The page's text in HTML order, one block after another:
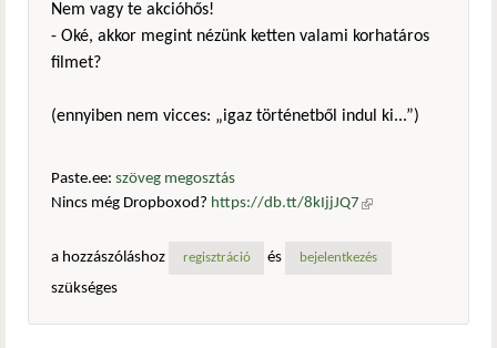
Nem vagy te akcióhős!
- Oké, akkor megint nézünk ketten valami korhatáros
filmet?
(ennyiben nem vicces: „igaz történetből indul ki...”)
Paste.ee: szöveg megosztás
Nincs még Dropboxod? https://db.tt/8kIjjJQ7 (külső
a hozzászóláshoz
regisztráció és bejelentkezés
szükséges